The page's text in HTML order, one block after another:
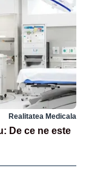
Realitatea Medicala
De ce ne este